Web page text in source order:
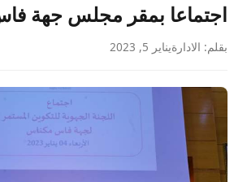
اجتماعا بمقر مجلس جهة
بقلم: الادارةيناير 5, 2023